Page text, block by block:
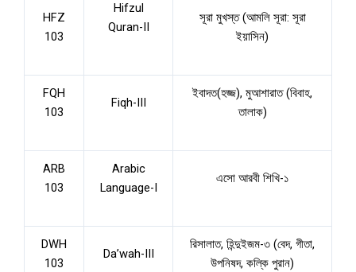
HFZ
103
Hifzul
Quran-II
সূরা মুখস্ত (আমলি সূরা: সূরা
ইয়াসিন)
FQH
103
Fiqh-III
ইবাদত(হজ্জ), মুআশারাত (বিবাহ,
তালাক)
ARB
103
Arabic
Language-I
এসো আরবী শিখি-১
DWH
103
Da’wah-III
রিসালাত, হিন্দুইজম-৩ (বেদ, গীতা,
উপনিষদ, কল্কি পুরান)